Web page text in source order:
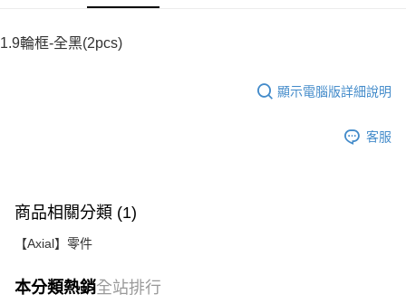
每筆NT$100，滿NT$2,000(含以上)免運費
1.9輪框-全黑(2pcs)
顯示電腦版詳細說明
客服
商品相關分類 (1)
【Axial】零件
本分類熱銷全站排行